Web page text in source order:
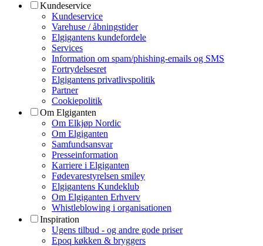
Kundeservice
Kundeservice
Varehuse / åbningstider
Elgigantens kundefordele
Services
Information om spam/phishing-emails og SMS
Fortrydelsesret
Elgigantens privatlivspolitik
Partner
Cookiepolitik
Om Elgiganten
Om Elkjøp Nordic
Om Elgiganten
Samfundsansvar
Presseinformation
Karriere i Elgiganten
Fødevarestyrelsen smiley
Elgigantens Kundeklub
Om Elgiganten Erhverv
Whistleblowing i organisationen
Inspiration
Ugens tilbud - og andre gode priser
Epoq køkken & bryggers